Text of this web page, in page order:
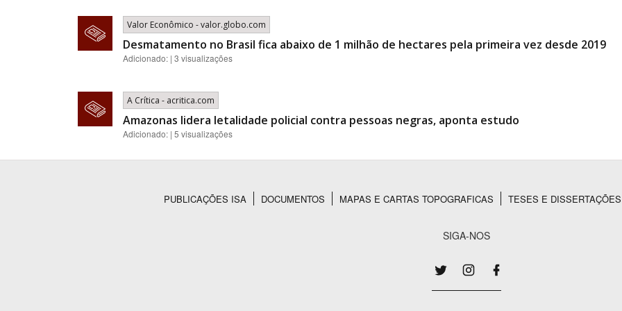
Valor Econômico - valor.globo.com
Desmatamento no Brasil fica abaixo de 1 milhão de hectares pela primeira vez desde 2019
Adicionado: | 3 visualizações
A Crítica - acritica.com
Amazonas lidera letalidade policial contra pessoas negras, aponta estudo
Adicionado: | 5 visualizações
PUBLICAÇÕES ISA DOCUMENTOS MAPAS E CARTAS TOPOGRAFICAS TESES E DISSERTAÇÕES
SIGA-NOS